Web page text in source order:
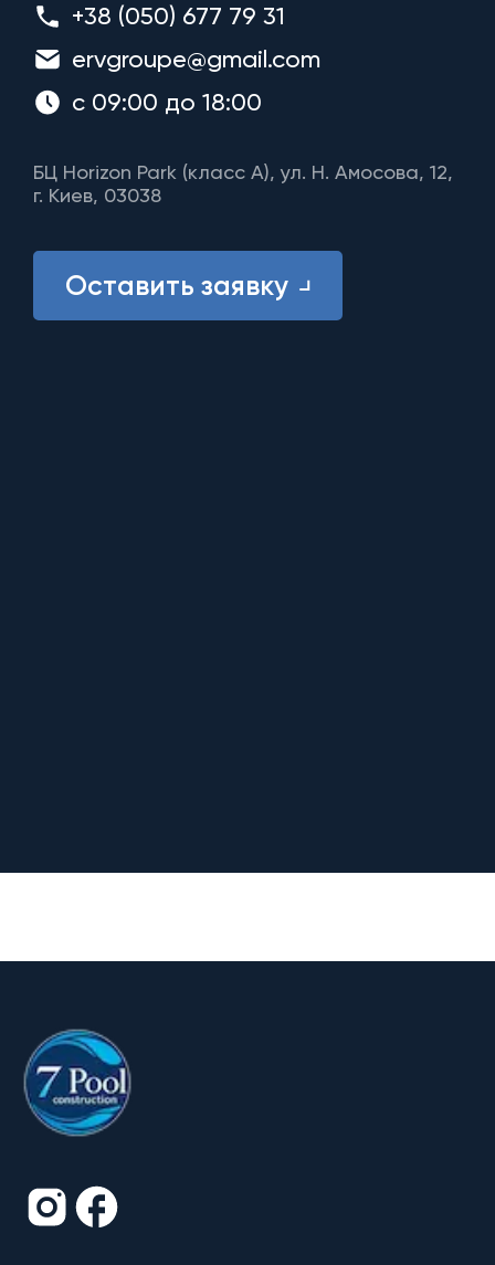
+38 (050) 677 79 31
ervgroupe@gmail.com
с 09:00 до 18:00
БЦ Horizon Park (класс A), ул. Н. Амосова, 12,
г. Киев, 03038
Оставить заявку